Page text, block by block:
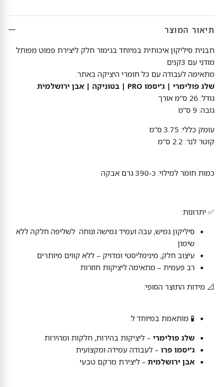
תיאור המוצר
תבנית סיליקון איכותית במיוחד בגימור חלק ליצירת פמוט מפותל
מודני עם 3קנים
מתאימה לעבודה עם כל חומרי היציקה באתר:
שלג פולימרי | ג'יסמו PRO | בטוניקה | אבן ירושלמית
גודל: 26 ס"מ אורך
גובה: 9 ס"מ
עומק כללי: 3.75 ס"מ
קוטר לנר: 2.2 ס"מ
כמות חומר למילוי: כ-390 גרם אבקה
✅ יתרונות:
סיליקון גמיש, עבה ועמיד גמישה ונוחה לשליפה חלקה ללא
שימון
עיצוב חלק, מינימליסטי ומדויק – ללא קווים מיותרים
רב פעמית – מתאימה ליציקות חוזרות
📐 מידות התוצר הסופי:
🧪 מותאמת במיוחד ל:
שלג פולימרי – ליציקות בהירות, חלקות ומהירות
ג'יסמו פרו – לעבודה עמידה ומקצועית
אבן ירושלמית – ליצירת מרקם טבעי